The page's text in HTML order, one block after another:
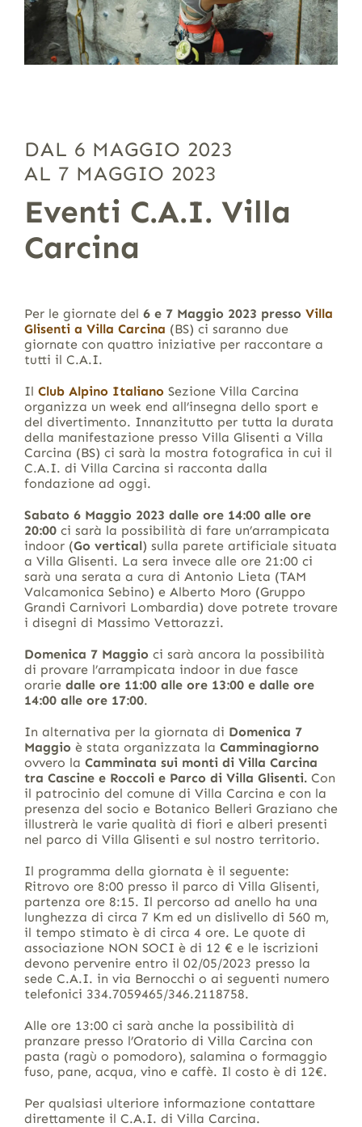
DAL 6 MAGGIO 2023
AL 7 MAGGIO 2023
Eventi C.A.I. Villa
Carcina
Per le giornate del 6 e 7 Maggio 2023 presso Villa
Glisenti a Villa Carcina (BS) ci saranno due
giornate con quattro iniziative per raccontare a
tutti il C.A.I.
Il Club Alpino Italiano Sezione Villa Carcina
organizza un week end all’insegna dello sport e
del divertimento. Innanzitutto per tutta la durata
della manifestazione presso Villa Glisenti a Villa
Carcina (BS) ci sarà la mostra fotografica in cui il
C.A.I. di Villa Carcina si racconta dalla
fondazione ad oggi.
Sabato 6 Maggio 2023 dalle ore 14:00 alle ore
20:00 ci sarà la possibilità di fare un’arrampicata
indoor (Go vertical) sulla parete artificiale situata
a Villa Glisenti. La sera invece alle ore 21:00 ci
sarà una serata a cura di Antonio Lieta (TAM
Valcamonica Sebino) e Alberto Moro (Gruppo
Grandi Carnivori Lombardia) dove potrete trovare
i disegni di Massimo Vettorazzi.
Domenica 7 Maggio ci sarà ancora la possibilità
di provare l’arrampicata indoor in due fasce
orarie dalle ore 11:00 alle ore 13:00 e dalle ore
14:00 alle ore 17:00.
In alternativa per la giornata di Domenica 7
Maggio è stata organizzata la Camminagiorno
ovvero la Camminata sui monti di Villa Carcina
tra Cascine e Roccoli e Parco di Villa Glisenti. Con
il patrocinio del comune di Villa Carcina e con la
presenza del socio e Botanico Belleri Graziano che
illustrerà le varie qualità di fiori e alberi presenti
nel parco di Villa Glisenti e sul nostro territorio.
Il programma della giornata è il seguente:
Ritrovo ore 8:00 presso il parco di Villa Glisenti,
partenza ore 8:15. Il percorso ad anello ha una
lunghezza di circa 7 Km ed un dislivello di 560 m,
il tempo stimato è di circa 4 ore. Le quote di
associazione NON SOCI è di 12 € e le iscrizioni
devono pervenire entro il 02/05/2023 presso la
sede C.A.I. in via Bernocchi o ai seguenti numero
telefonici 334.7059465/346.2118758.
Alle ore 13:00 ci sarà anche la possibilità di
pranzare presso l’Oratorio di Villa Carcina con
pasta (ragù o pomodoro), salamina o formaggio
fuso, pane, acqua, vino e caffè. Il costo è di 12€.
Per qualsiasi ulteriore informazione contattare
direttamente il C.A.I. di Villa Carcina.